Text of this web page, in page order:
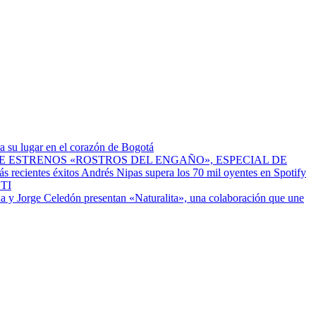
su lugar en el corazón de Bogotá
ESTRENOS «ROSTROS DEL ENGAÑO», ESPECIAL DE
Andrés Nipas supera los 70 mil oyentes en Spotify
y Jorge Celedón presentan «Naturalita», una colaboración que une